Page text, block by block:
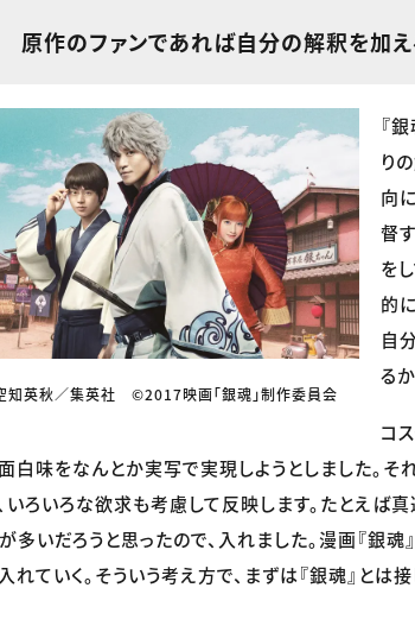
原作のファンであれば自分の解釈を加
知英秋／集英社 ©2017映画「銀魂」制作委員会
『
り
向
督
を
的
自
る
コ
白味をなんとか実写で実現しようとしました。
いろいろな欲求も考慮して反映します。たとえば
多いだろうと思ったので、入れました。漫画『銀
れていく。そういう考え方で、まずは『銀魂』とは接